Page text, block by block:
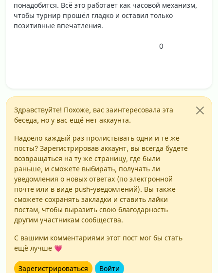
понадобится. Всё это работает как часовой механизм,
чтобы турнир прошёл гладко и оставил только
позитивные впечатления.
0
Здравствуйте! Похоже, вас заинтересовала эта
беседа, но у вас ещё нет аккаунта.
Надоело каждый раз пролистывать одни и те же
посты? Зарегистрировав аккаунт, вы всегда будете
возвращаться на ту же страницу, где были
раньше, и сможете выбирать, получать ли
уведомления о новых ответах (по электронной
почте или в виде push-уведомлений). Вы также
сможете сохранять закладки и ставить лайки
постам, чтобы выразить свою благодарность
другим участникам сообщества.
С вашими комментариями этот пост мог бы стать
ещё лучше 💗
Зарегистрироваться Войти